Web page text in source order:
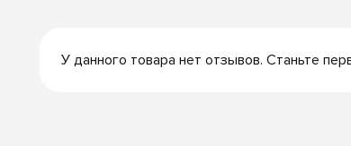
У данного товара нет отзывов. Станьте